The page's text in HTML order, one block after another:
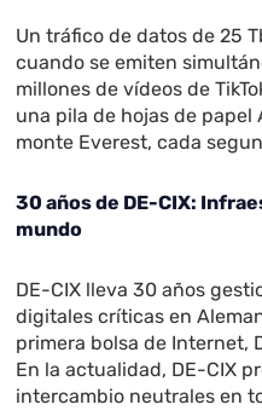
Un tráfico de datos de 25
cuando se emiten
millones de vídeos de
una pila de hojas de papel
monte Everest, cada
30 años de DE-CIX:
mundo
DE-CIX lleva 30 años
digitales críticas en
primera bolsa de Internet,
En la actualidad, DE-CIX
intercambio neutrales en